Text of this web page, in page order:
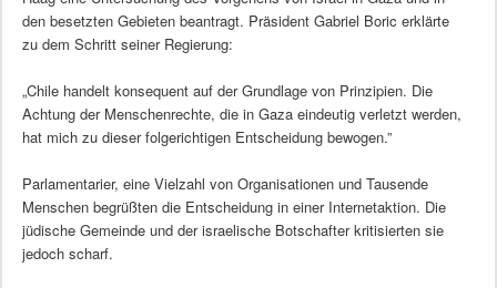
den besetzten Gebieten beantragt. Präsident Gabriel Boric erklärte
zu dem Schritt seiner Regierung:
„Chile handelt konsequent auf der Grundlage von Prinzipien. Die
Achtung der Menschenrechte, die in Gaza eindeutig verletzt werden,
hat mich zu dieser folgerichtigen Entscheidung bewogen.”
Parlamentarier, eine Vielzahl von Organisationen und Tausende
Menschen begrüßten die Entscheidung in einer Internetaktion. Die
jüdische Gemeinde und der israelische Botschafter kritisierten sie
jedoch scharf.